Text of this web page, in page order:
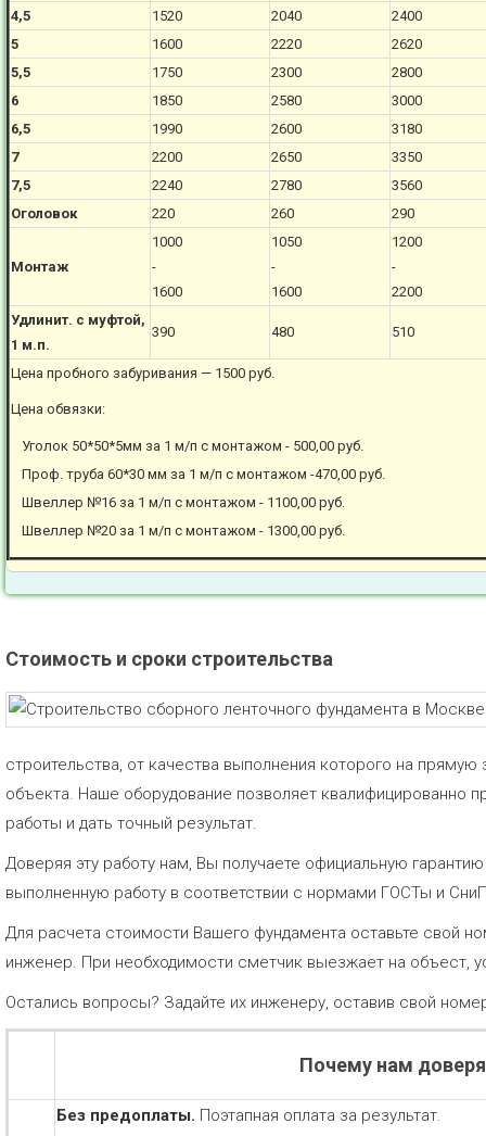
4,5
1520 2040
2400
5
1600 2220
2620
5,5
1750 2300
2800
6
1850 2580
3000
6,5
1990 2600
3180
7
2200 2650
3350
7,5
2240 2780
3560
Оголовок
220 260 290
Монтаж
1000
-
1600
1050
-
1600
1200
-
2200
Удлинит. с муфтой,
1 м.п.
390 480 510
Цена пробного забуривания — 1500 руб.
Цена обвязки:
Уголок 50*50*5мм за 1 м/п с монтажом - 500,00 руб.
Проф. труба 60*30 мм за 1 м/п с монтажом -470,00 руб.
Швеллер №16 за 1 м/п с монтажом - 1100,00 руб.
Швеллер №20 за 1 м/п с монтажом - 1300,00 руб.
Стоимость и сроки строительства
строительства, от качества выполнения которого на прямую
объекта. Наше оборудование позволяет квалифицированно
работы и дать точный результат.
Доверяя эту работу нам, Вы получаете официальную
выполненную работу в соответствии с нормами ГОСТы и
Для расчета стоимости Вашего фундамента оставьте свой
инженер. При необходимости сметчик выезжает на объест,
Остались вопросы? Задайте их инженеру, оставив свой
Почему нам
Без предоплаты. Поэтапная оплата за результат.